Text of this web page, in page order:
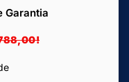
Garantia